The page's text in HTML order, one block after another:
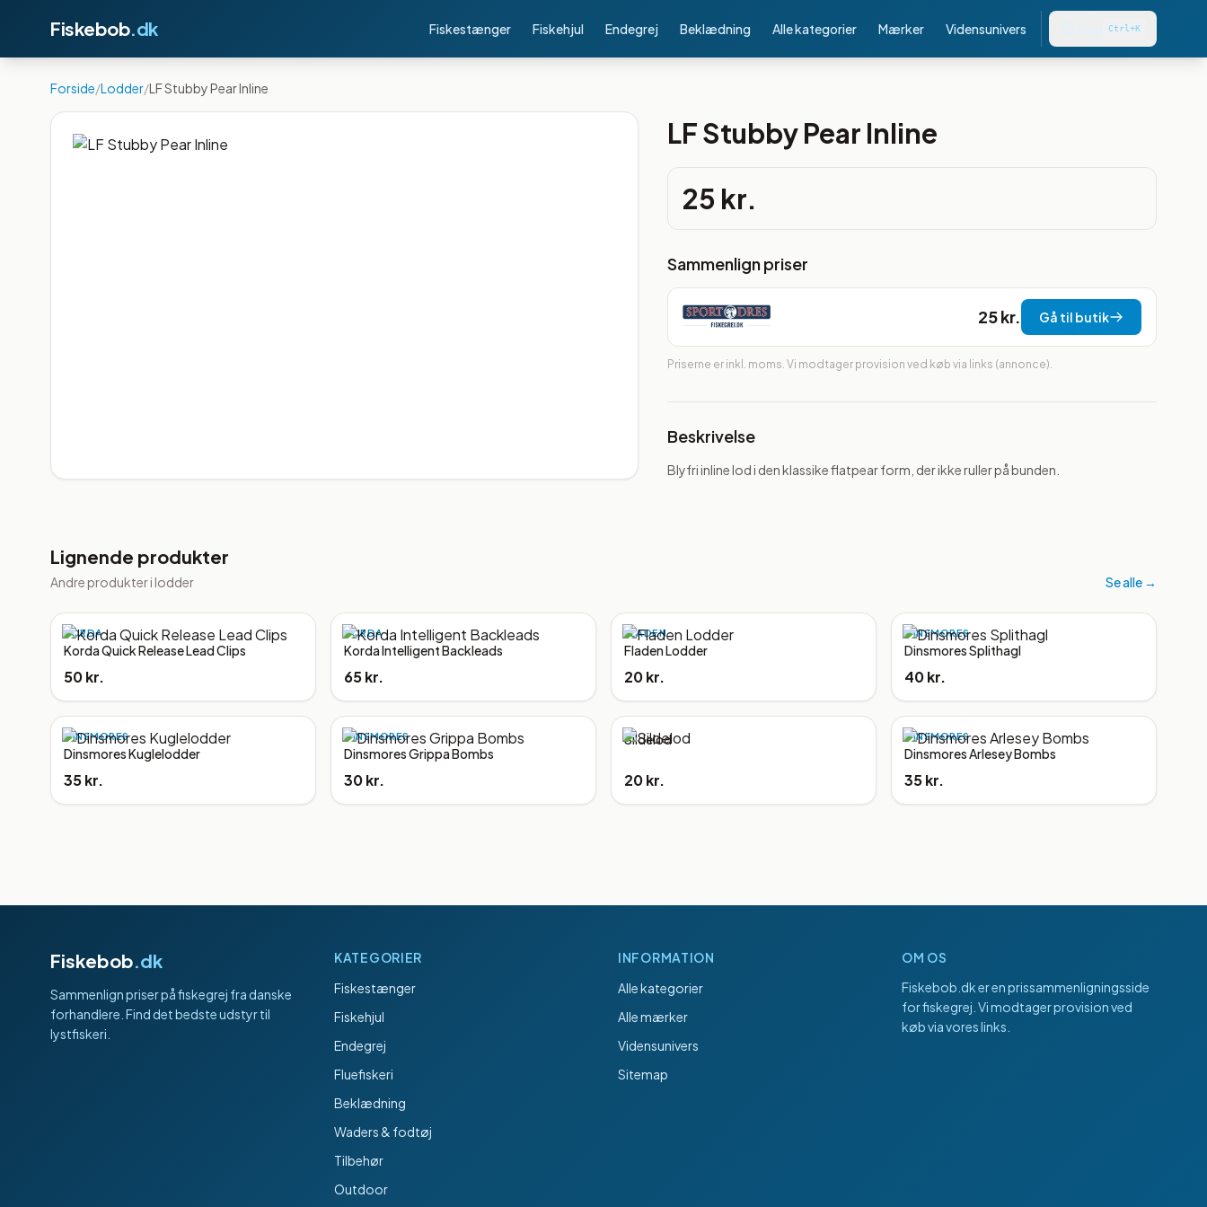
Fiskebob.dk Fiskestænger Fiskehjul Endegrej Beklædning Alle kategorier Mærker Vidensunivers Ctrl+K
Forside/Lodder/LF Stubby Pear Inline
LF Stubby Pear Inline
25 kr.
Sammenlign priser
25 kr. Gå til butik
Priserne er inkl. moms. Vi modtager provision ved køb via links (annonce).
Beskrivelse
Blyfri inline lod i den klassike flatpear form, der ikke ruller på bunden.
Lignende produkter
Andre produkter i lodder Se alle →
KORDA
Korda Quick Release Lead Clips
50 kr.
KORDA
Korda Intelligent Backleads
65 kr.
FLADEN
Fladen Lodder
20 kr.
DINSMORES
Dinsmores Splithagl
40 kr.
DINSMORES
Dinsmores Kuglelodder
35 kr.
DINSMORES
Dinsmores Grippa Bombs
30 kr.
Sildelod
20 kr.
DINSMORES
Dinsmores Arlesey Bombs
35 kr.
Fiskebob.dk
Sammenlign priser på fiskegrej fra danske
forhandlere. Find det bedste udstyr til
lystfiskeri.
KATEGORIER
Fiskestænger
Fiskehjul
Endegrej
Fluefiskeri
Beklædning
Waders & fodtøj
Tilbehør
Outdoor
INFORMATION
Alle kategorier
Alle mærker
Vidensunivers
Sitemap
OM OS
Fiskebob.dker en prissammenligningsside
for fiskegrej. Vi modtager provision ved
køb via vores links.